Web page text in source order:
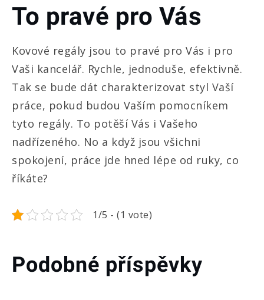
To pravé pro Vás
Kovové regály jsou to pravé pro Vás i pro
Vaši kancelář. Rychle, jednoduše, efektivně.
Tak se bude dát charakterizovat styl Vaší
práce, pokud budou Vaším pomocníkem
tyto regály. To potěší Vás i Vašeho
nadřízeného. No a když jsou všichni
spokojení, práce jde hned lépe od ruky, co
říkáte?
1/5 - (1 vote)
Podobné příspěvky